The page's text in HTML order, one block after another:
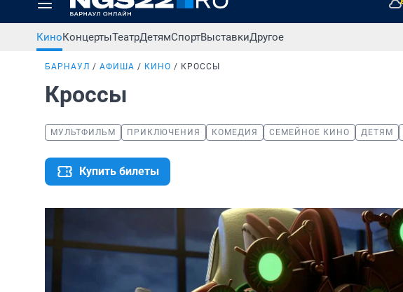
КиноКонцертыТеатрДетямСпортВыставкиДругое
БАРНАУЛ АФИША КИНО КРОССЫ
Кроссы
МУЛЬТФИЛЬМ ПРИКЛЮЧЕНИЯ КОМЕДИЯ СЕМЕЙНОЕ КИНО ДЕТЯМ
Купить билеты